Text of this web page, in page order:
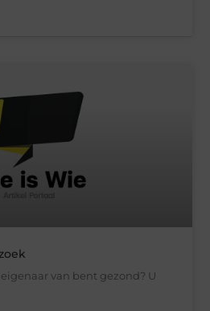
van bent gezond? U